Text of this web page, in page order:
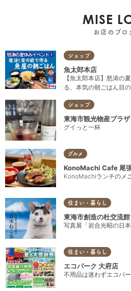
MISE
お店のブロ
ショップ
魚太郎本店
【魚太郎本店】怒涛の
る、本気の朝ごはん目
ショップ
東海市観光物産プラザ
グイっと一杯
グルメ
KonoMachi Cafe 尾
KonoMachiランチのメ
住まい・暮らし
東海市創造の杜交流館
写真展「岩合光昭の日
住まい・暮らし
エコパーク 大府店
不用品は迷わずエコパー